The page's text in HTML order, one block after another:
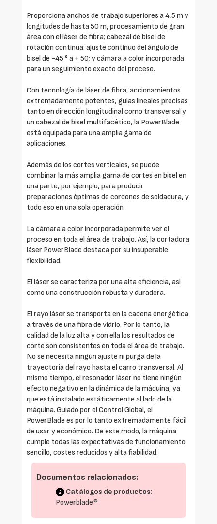
Proporciona anchos de trabajo superiores a 4,5 m y
longitudes de hasta 50 m, procesamiento de gran
área con el láser de fibra; cabezal de bisel de
rotación continua: ajuste continuo del ángulo de
bisel de -45 ° a + 50; y cámara a color incorporada
para un seguimiento exacto del proceso.
Con tecnología de láser de fibra, accionamientos
extremadamente potentes, guías lineales precisas
tanto en dirección longitudinal como transversal y
un cabezal de bisel multifacético, la PowerBlade
está equipada para una amplia gama de
aplicaciones.
Además de los cortes verticales, se puede
combinar la más amplia gama de cortes en bisel en
una parte, por ejemplo, para producir
preparaciones óptimas de cordones de soldadura, y
todo eso en una sola operación.
La cámara a color incorporada permite ver el
proceso en toda el área de trabajo. Así, la cortadora
láser PowerBlade destaca por su insuperable
flexibilidad.
El láser se caracteriza por una alta eficiencia, así
como una construcción robusta y duradera.
El rayo láser se transporta en la cadena energética
a través de una fibra de vidrio. Por lo tanto, la
calidad de la luz alta y con ella los resultados de
corte son consistentes en toda el área de trabajo.
No se necesita ningún ajuste ni purga de la
trayectoria del rayo hasta el carro transversal. Al
mismo tiempo, el resonador láser no tiene ningún
efecto negativo en la dinámica de la máquina, ya
que está instalado estáticamente al lado de la
máquina. Guiado por el Control Global, el
PowerBlade es por lo tanto extremadamente fácil
de usar y económico. De este modo, la máquina
cumple todas las expectativas de funcionamiento
sencillo, costes reducidos y alta fiabilidad.
Documentos relacionados:
Catálogos de productos:
Powerblade®